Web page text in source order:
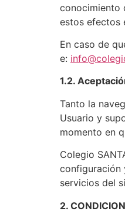
conocimiento
estos efectos
En caso de
e:
1.2.
Tanto la
Usuario y
momento en
Colegio
configuración
servicios del
2.